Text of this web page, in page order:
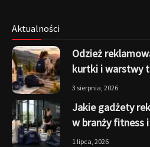
Aktualności
Odzież
kurtki i warstwy
3 sierpnia, 2026
Jakie gadżety
w branży fitness
1 lipca, 2026